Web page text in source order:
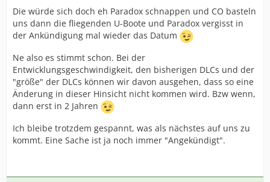
Die würde sich doch eh Paradox schnappen und CO basteln
uns dann die fliegenden U-Boote und Paradox vergisst in
der Ankündigung mal wieder das Datum
Ne also es stimmt schon. Bei der
Entwicklungsgeschwindigkeit, den bisherigen DLCs und der
"größe" der DLCs können wir davon ausgehen, dass so eine
Änderung in dieser Hinsicht nicht kommen wird. Bzw wenn,
dann erst in 2 Jahren
Ich bleibe trotzdem gespannt, was als nächstes auf uns zu
kommt. Eine Sache ist ja noch immer "Angekündigt".